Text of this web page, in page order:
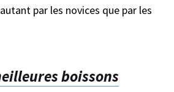
par les novices que par les
boissons